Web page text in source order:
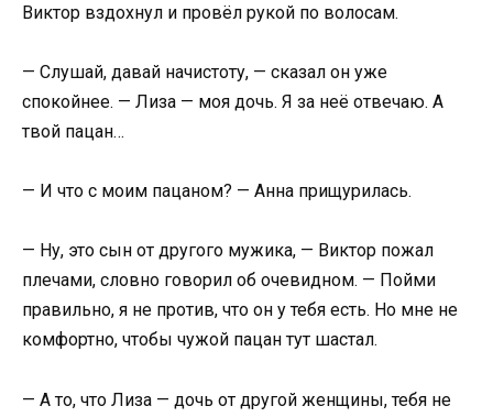
Виктор вздохнул и провёл рукой по волосам.
— Слушай, давай начистоту, — сказал он уже
спокойнее. — Лиза — моя дочь. Я за неё отвечаю. А
твой пацан…
— И что с моим пацаном? — Анна прищурилась.
— Ну, это сын от другого мужика, — Виктор пожал
плечами, словно говорил об очевидном. — Пойми
правильно, я не против, что он у тебя есть. Но мне не
комфортно, чтобы чужой пацан тут шастал.
— А то, что Лиза — дочь от другой женщины, тебя не